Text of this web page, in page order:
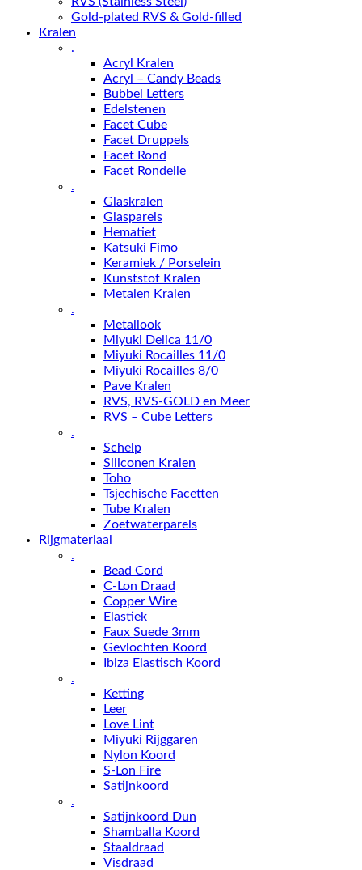
Gold-plated RVS & Gold-filled
Kralen
.
Acryl Kralen
Acryl – Candy Beads
Bubbel Letters
Edelstenen
Facet Cube
Facet Druppels
Facet Rond
Facet Rondelle
.
Glaskralen
Glasparels
Hematiet
Katsuki Fimo
Keramiek / Porselein
Kunststof Kralen
Metalen Kralen
.
Metallook
Miyuki Delica 11/0
Miyuki Rocailles 11/0
Miyuki Rocailles 8/0
Pave Kralen
RVS, RVS-GOLD en Meer
RVS – Cube Letters
.
Schelp
Siliconen Kralen
Toho
Tsjechische Facetten
Tube Kralen
Zoetwaterparels
Rijgmateriaal
.
Bead Cord
C-Lon Draad
Copper Wire
Elastiek
Faux Suede 3mm
Gevlochten Koord
Ibiza Elastisch Koord
.
Ketting
Leer
Love Lint
Miyuki Rijggaren
Nylon Koord
S-Lon Fire
Satijnkoord
.
Satijnkoord Dun
Shamballa Koord
Staaldraad
Visdraad